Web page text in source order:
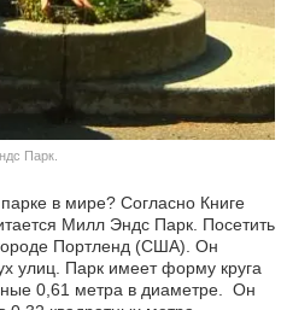
И МОТО
Парк.
в мире? Согласно Книге
Милл Эндс Парк. Посетить
Портленд (США). Он
улиц. Парк имеет форму круга
0,61 метра в диаметре. Он